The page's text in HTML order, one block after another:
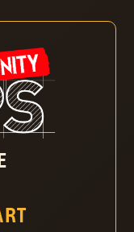
mit deiner
Stay Human, um
Ansehensrang
zu erhalten und